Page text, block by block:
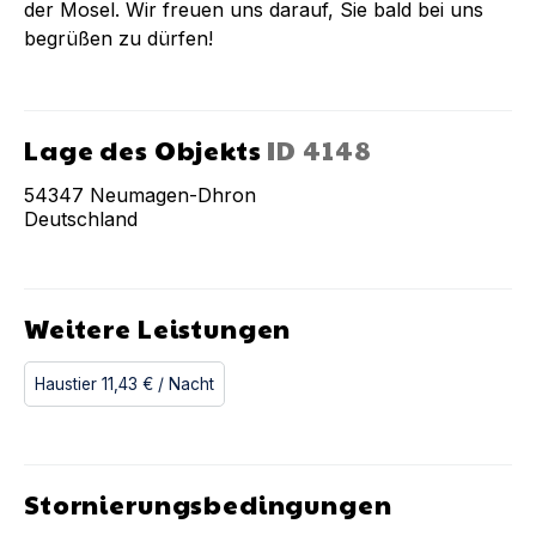
der Mosel. Wir freuen uns darauf, Sie bald bei uns
begrüßen zu dürfen!
Lage des Objekts ID 4148
54347 Neumagen-Dhron
Deutschland
Weitere Leistungen
Haustier 11,43 € / Nacht
Stornierungsbedingungen